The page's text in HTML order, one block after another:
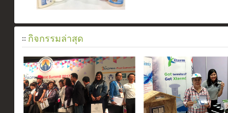
:: กิจกรรมล่าสุด